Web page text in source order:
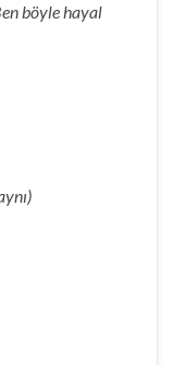
böyle hayal